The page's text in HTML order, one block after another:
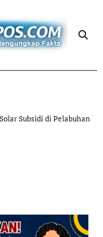
Subsidi di Pelabuhan